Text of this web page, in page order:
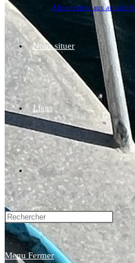
Abonnement aux actualités
Nous situer
Liens
Toggle
website
Menu Fermer